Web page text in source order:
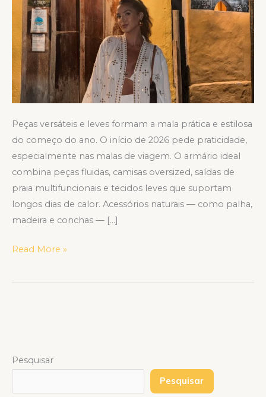
Peças versáteis e leves formam a mala prática e estilosa
do começo do ano. O início de 2026 pede praticidade,
especialmente nas malas de viagem. O armário ideal
combina peças fluidas, camisas oversized, saídas de
praia multifuncionais e tecidos leves que suportam
longos dias de calor. Acessórios naturais — como palha,
madeira e conchas — […]
para
janeiro
de
2026
Read More »
Pesquisar
Pesquisar